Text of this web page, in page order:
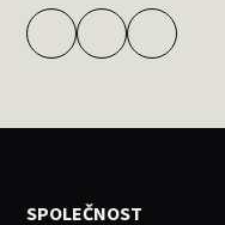
SPOLEČNOST